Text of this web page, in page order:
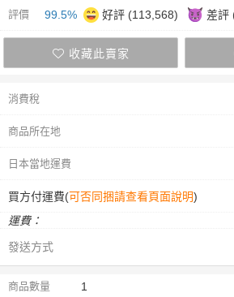
評價 99.5% 好評 (113,568) 差評
收藏此賣家
消費稅
商品所在地
日本當地運費
買方付運費(可否同捆請查看頁面說明)
運費：
發送方式
商品數量 1